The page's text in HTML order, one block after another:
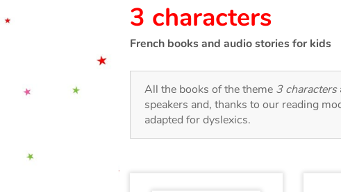
3 characters
French books and audio stories for kids
All the books of the theme 3 characters
speakers and, thanks to our reading
adapted for dyslexics.